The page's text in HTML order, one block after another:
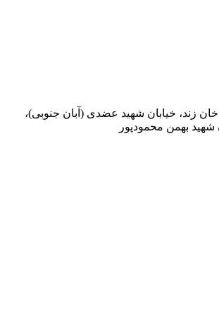
خان زند، خیابان شهید عضدی (آبان جنوبی)،